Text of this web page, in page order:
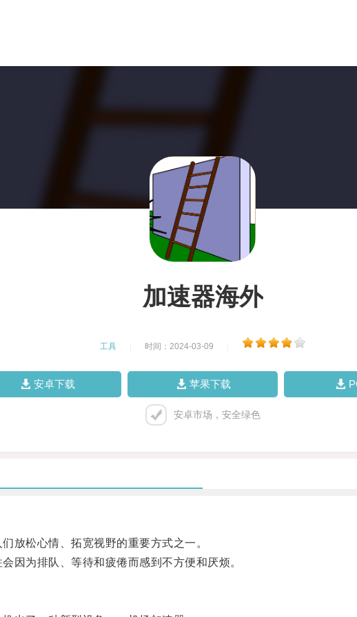
加速器海外
工具 时间：2024-03-09
安卓下载 苹果下载
安卓市场，安全绿色
松心情、拓宽视野的重要方式之一。
为排队、等待和疲倦而感到不方便和厌烦。